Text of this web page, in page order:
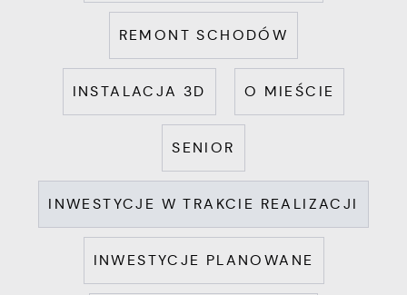
REMONT SCHODÓW
INSTALACJA 3D O MIEŚCIE
SENIOR
INWESTYCJE W TRAKCIE REALIZACJI
INWESTYCJE PLANOWANE